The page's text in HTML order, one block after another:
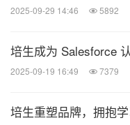
2025-09-29 14:46 5892
培生成为 Salesforce
2025-09-19 16:49 7379
培生重塑品牌，拥抱